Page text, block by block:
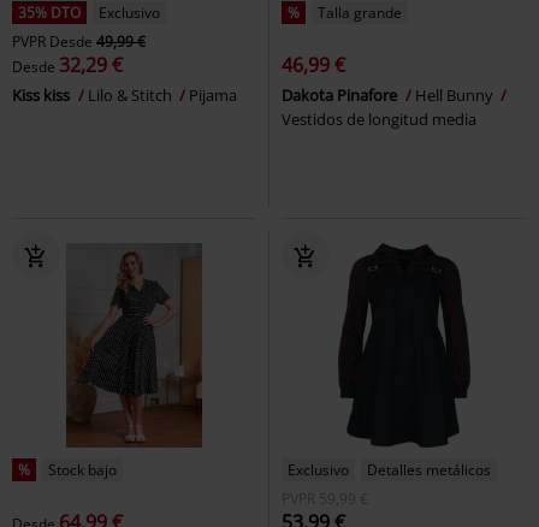
35% DTO
Exclusivo
PVPR Desde 49,99 €
Desde 32,29 €
Kiss kiss Lilo & Stitch Pijama
% Talla grande
46,99 €
Dakota Pinafore
Hell Bunny
Vestidos de longitud media
% Stock bajo
64,99 €
Exclusivo
Detalles metálicos
PVPR
59,99 €
53,99 €